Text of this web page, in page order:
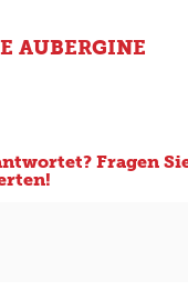
AUBERGINE
Fragen